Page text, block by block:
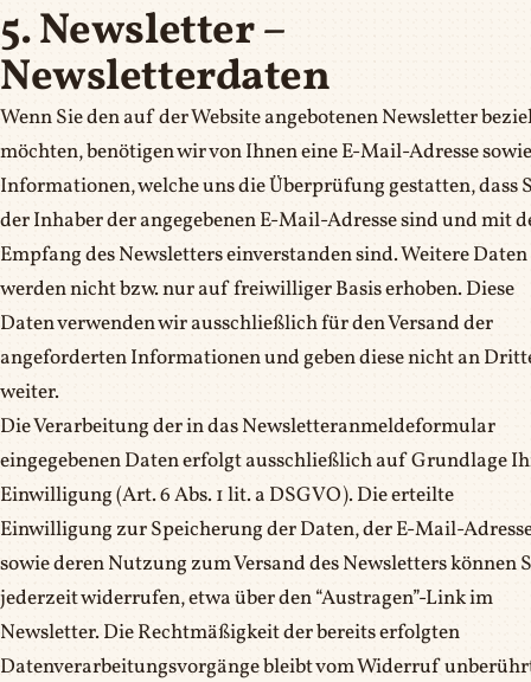
5. Newsletter –
Newsletterdaten
Wenn Sie den auf der Website angebotenen Newsletter
möchten, benötigen wir von Ihnen eine E-Mail-Adresse sowie
Informationen, welche uns die Überprüfung gestatten, dass
der Inhaber der angegebenen E-Mail-Adresse sind und mit
Empfang des Newsletters einverstanden sind. Weitere Daten
werden nicht bzw. nur auf freiwilliger Basis erhoben. Diese
Daten verwenden wir ausschließlich für den Versand der
angeforderten Informationen und geben diese nicht an
weiter.
Die Verarbeitung der in das Newsletteranmeldeformular
eingegebenen Daten erfolgt ausschließlich auf Grundlage
Einwilligung (Art. 6 Abs. 1 lit. a DSGVO). Die erteilte
Einwilligung zur Speicherung der Daten, der E-Mail-
sowie deren Nutzung zum Versand des Newsletters können
jederzeit widerrufen, etwa über den “Austragen”-Link im
Newsletter. Die Rechtmäßigkeit der bereits erfolgten
Datenverarbeitungsvorgänge bleibt vom Widerruf